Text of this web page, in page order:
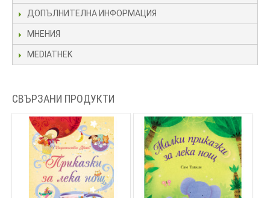
ДОПЪЛНИТЕЛНА ИНФОРМАЦИЯ
МНЕНИЯ
MEDIATHEK
СВЪРЗАНИ ПРОДУКТИ